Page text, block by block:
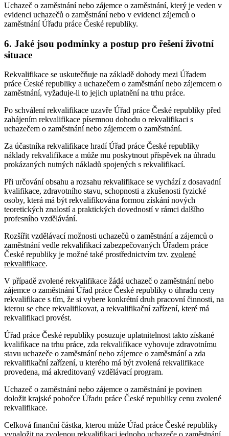
Uchazeč o zaměstnání nebo zájemce o zaměstnání, který je veden v
evidenci uchazečů o zaměstnání nebo v evidenci zájemců o
zaměstnání Úřadu práce České republiky.
6. Jaké jsou podmínky a postup pro řešení životní
situace
Rekvalifikace se uskutečňuje na základě dohody mezi Úřadem
práce České republiky a uchazečem o zaměstnání nebo zájemcem o
zaměstnání, vyžaduje-li to jejich uplatnění na trhu práce.
Po schválení rekvalifikace uzavře Úřad práce České republiky před
zahájením rekvalifikace písemnou dohodu o rekvalifikaci s
uchazečem o zaměstnání nebo zájemcem o zaměstnání.
Za účastníka rekvalifikace hradí Úřad práce České republiky
náklady rekvalifikace a může mu poskytnout příspěvek na úhradu
prokázaných nutných nákladů spojených s rekvalifikací.
Při určování obsahu a rozsahu rekvalifikace se vychází z dosavadní
kvalifikace, zdravotního stavu, schopnosti a zkušenosti fyzické
osoby, která má být rekvalifikována formou získání nových
teoretických znalostí a praktických dovedností v rámci dalšího
profesního vzdělávání.
Rozšířit vzdělávací možnosti uchazečů o zaměstnání a zájemců o
zaměstnání vedle rekvalifikací zabezpečovaných Úřadem práce
České republiky je možné také prostřednictvím tzv. zvolené
rekvalifikace.
V případě zvolené rekvalifikace žádá uchazeč o zaměstnání nebo
zájemce o zaměstnání Úřad práce České republiky o úhradu ceny
rekvalifikace s tím, že si vybere konkrétní druh pracovní činnosti, na
kterou se chce rekvalifikovat, a rekvalifikační zařízení, které má
rekvalifikaci provést.
Úřad práce České republiky posuzuje uplatnitelnost takto získané
kvalifikace na trhu práce, zda rekvalifikace vyhovuje zdravotnímu
stavu uchazeče o zaměstnání nebo zájemce o zaměstnání a zda
rekvalifikační zařízení, u kterého má být zvolená rekvalifikace
provedena, má akreditovaný vzdělávací program.
Uchazeč o zaměstnání nebo zájemce o zaměstnání je povinen
doložit krajské pobočce Úřadu práce České republiky cenu zvolené
rekvalifikace.
Celková finanční částka, kterou může Úřad práce České republiky